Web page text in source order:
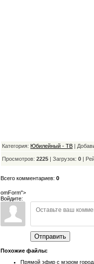
Категория: Юбилейный - ТВ |
Просмотров: 2225 | Загрузок: 0 |
Всего комментариев: 0
omForm">
Войдите:
Отправить
Похожие файлы:
Прямой эфир с мэром